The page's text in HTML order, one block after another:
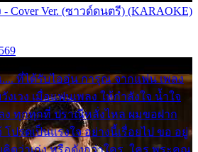
Ver. (ซาวด์ดนตรี) (KARAOKE)
ที่ได้รับไออุ่น การุณ จากแฟน เพลง
เวง เมื่อแฟนเพลง ให้กำลังใจ น้ำใจ
ง ทุกทุกที่ ปราณีหลั่งไหล ผมขอฝาก
โปรดเป็นแรงใจ อย่างนี้เรื่อยไป ขอ อยู่
คิดว่าเก่ง หรือดังกว่าใคร..ใคร พระคุณ